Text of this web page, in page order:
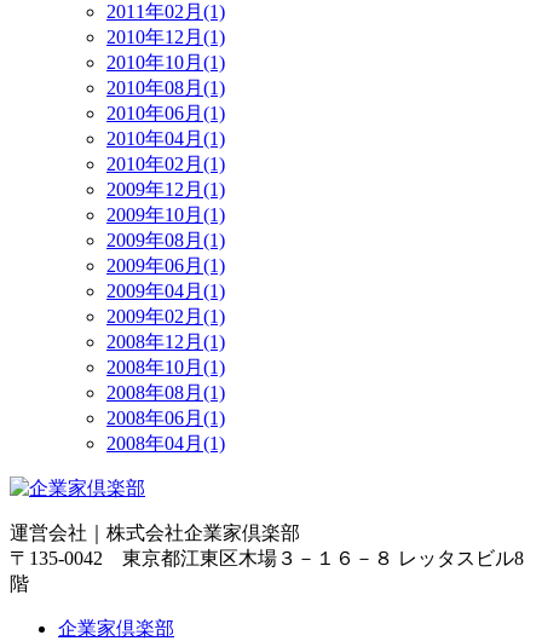
2011年02月(1)
2010年12月(1)
2010年10月(1)
2010年08月(1)
2010年06月(1)
2010年04月(1)
2010年02月(1)
2009年12月(1)
2009年10月(1)
2009年08月(1)
2009年06月(1)
2009年04月(1)
2009年02月(1)
2008年12月(1)
2008年10月(1)
2008年08月(1)
2008年06月(1)
2008年04月(1)
運営会社｜ 株式会社企業家倶楽部
〒135-0042 東京都江東区木場３－１６－８ レッタスビル8
階
企業家倶楽部